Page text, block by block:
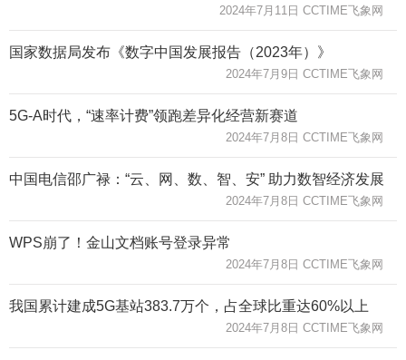
2024年7月11日 CCTIME飞象网
国家数据局发布《数字中国发展报告（2023年）》
2024年7月9日 CCTIME飞象网
5G-A时代，“速率计费”领跑差异化经营新赛道
2024年7月8日 CCTIME飞象网
中国电信邵广禄：“云、网、数、智、安” 助力数智经济发展
2024年7月8日 CCTIME飞象网
WPS崩了！金山文档账号登录异常
2024年7月8日 CCTIME飞象网
我国累计建成5G基站383.7万个，占全球比重达60%以上
2024年7月8日 CCTIME飞象网